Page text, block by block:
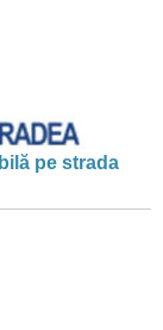
pe strada